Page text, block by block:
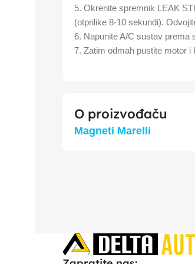
5. Okrenite spremnik LEAK
(otprilike 8-10 sekundi).
6. Napunite A/C sustav prema
7. Zatim odmah pustite motor i
O proizvođaču
Magneti Marelli